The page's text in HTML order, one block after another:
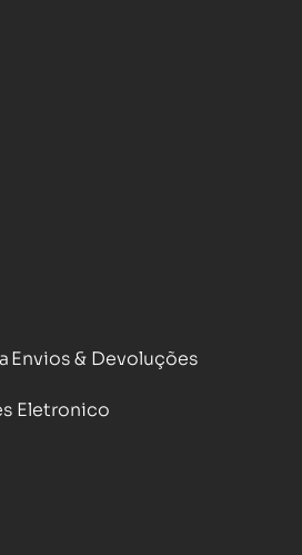
Envios & Devoluções
Eletronico